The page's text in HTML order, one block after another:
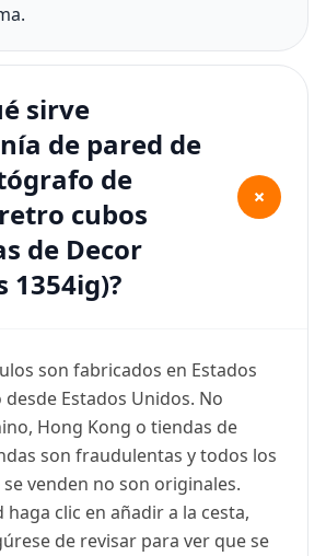
sirve
de pared de
de
cubos
de Decor
1354ig)?
+
son fabricados en Estados
Estados Unidos. No
Hong Kong o tiendas de
son fraudulentas y todos los
venden no son originales.
haga clic en añadir a la cesta,
de revisar para ver que se